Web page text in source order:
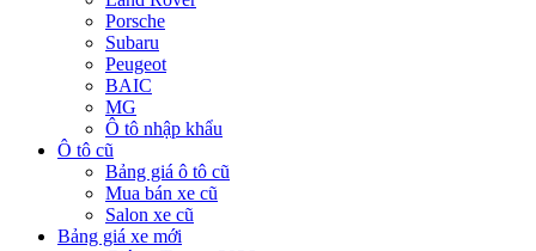
Porsche
Subaru
Peugeot
BAIC
MG
Ô tô nhập khẩu
Ô tô cũ
Bảng giá ô tô cũ
Mua bán xe cũ
Salon xe cũ
Bảng giá xe mới